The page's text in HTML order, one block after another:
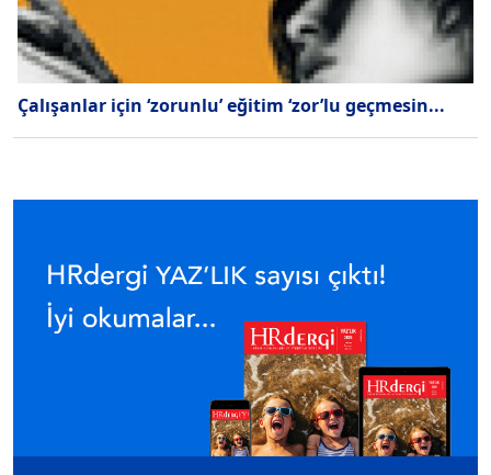
Çalışanlar için ‘zorunlu’ eğitim ‘zor’lu geçmesin...